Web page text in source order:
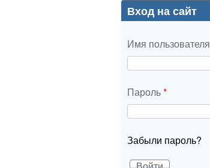
Вход на сайт
Имя пользователя
Пароль*
Забыли пароль?